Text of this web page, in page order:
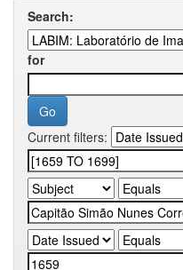
Search:
for
Current filters: